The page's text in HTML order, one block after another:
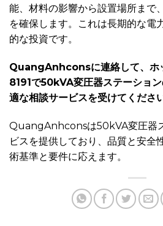
能、材料の影響から設置場所まで
を確保します。これは長期的な電
的な投資です。
QuangAnhconsに連絡して、ホ
8191で50kVA変圧器ステーショ
適な相談サービスを受けてください
QuangAnhconsは50kVA変圧器
ビスを提供しており、品質と安全
術基準と要件に応えます。